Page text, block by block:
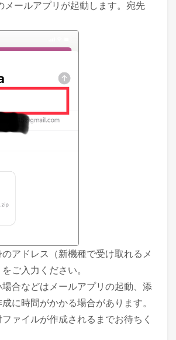
メールアプリが起動します。宛先
アドレス（新機種で受け取れるメ
ご入力ください。
合などはメールアプリの起動、添
に時間がかかる場合があります。
ァイルが作成されるまでお待ちく